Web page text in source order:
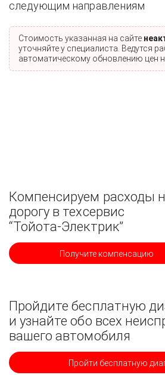
следующим направлениям
Стоимость указанная на сайте
уточняйте у специалиста. Ведутся
автоматическому обновлению цен
Компенсируем расходы
дорогу в техсервис
“Тойота-Электрик”
Получите компенсацию
Пройдите бесплатную
и узнайте обо всех
вашего автомобиля
Пройти бесплатную